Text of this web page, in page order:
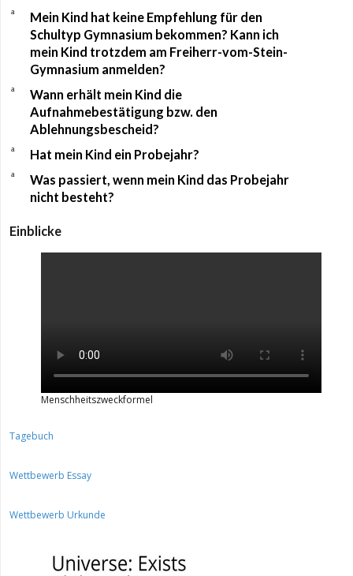
a
Mein Kind hat keine Empfehlung für den
Schultyp Gymnasium bekommen? Kann ich
mein Kind trotzdem am Freiherr-vom-Stein-
Gymnasium anmelden?
a
Wann erhält mein Kind die
Aufnahmebestätigung bzw. den
Ablehnungsbescheid?
a Hat mein Kind ein Probejahr?
a
Was passiert, wenn mein Kind das Probejahr
nicht besteht?
Einblicke
Menschheitszweckformel
Tagebuch
Wettbewerb Essay
Wettbewerb Urkunde